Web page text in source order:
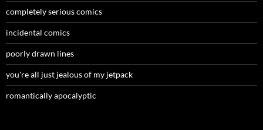
completely serious comics
incidental comics
poorly drawn lines
you're all just jealous of my jetpack
romantically apocalyptic